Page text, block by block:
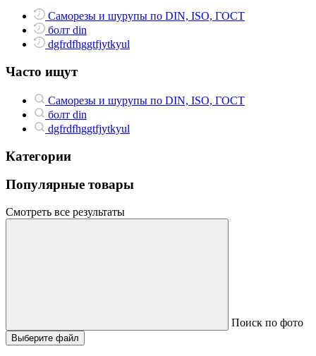
Саморезы и шурупы по DIN, ISO, ГОСТ
болт din
dgfrdfhggtfjytkyul
Часто ищут
Саморезы и шурупы по DIN, ISO, ГОСТ
болт din
dgfrdfhggtfjytkyul
Категории
Популярные товары
Смотреть все результаты
Поиск по фото
Выберите файл